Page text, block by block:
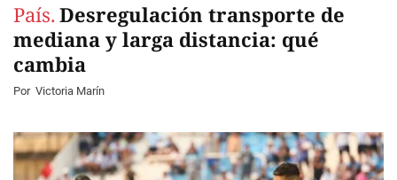
País. Desregulación transporte de
mediana y larga distancia: qué
cambia
Por Victoria Marín